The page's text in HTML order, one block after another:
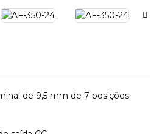
de 9,5 mm de 7 posições